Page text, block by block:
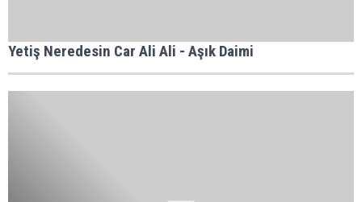
Yetiş Neredesin Car Ali Ali - Aşık Daimi